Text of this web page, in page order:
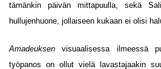
tämänkin päivän mittapuulla, sekä
hullujenhuone, jollaiseen kukaan ei olisi
Amadeuksen visuaalisessa ilmeessä
työpanos on ollut vielä lavastajaakin